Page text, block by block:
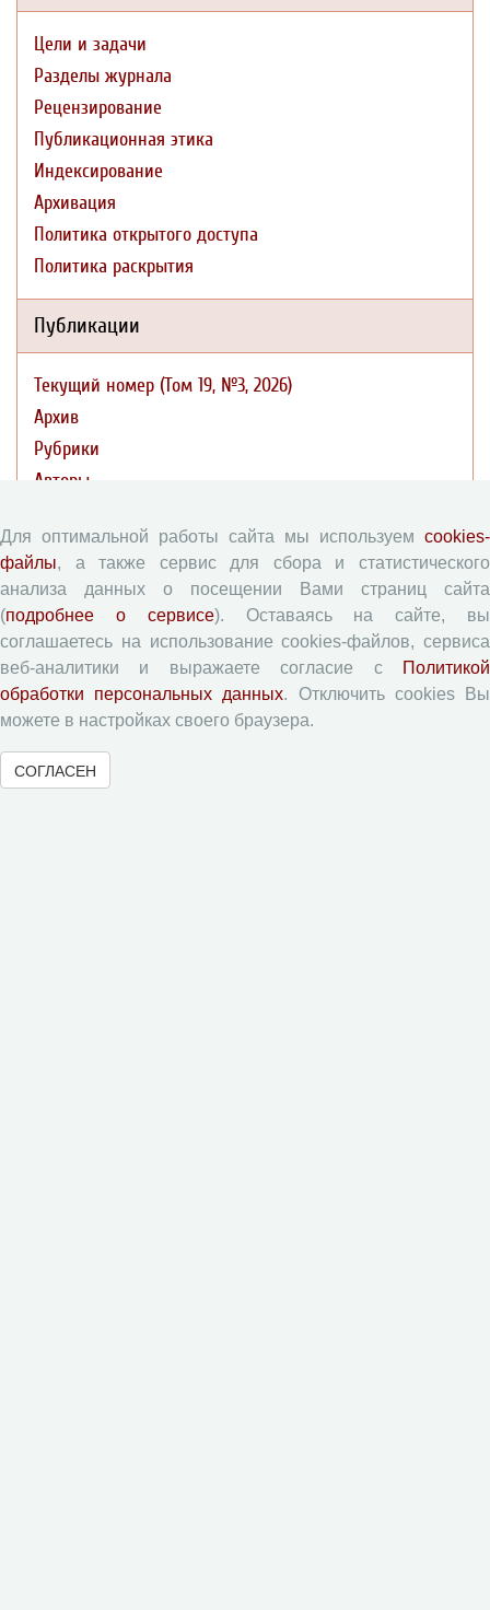
Цели и задачи
Разделы журнала
Рецензирование
Публикационная этика
Индексирование
Архивация
Политика открытого доступа
Политика раскрытия
Публикации
Текущий номер (Том 19, №3, 2026)
Архив
Рубрики
Авторы
Поиск
Подборка статей
Авторам
Правила для авторов
Типовой лицензионный договор
Согласие на обработку персональных данных
Авторские права
Для оптимальной работы сайта мы используем cookies-
файлы, а также сервис для сбора и статистического
анализа данных о посещении Вами страниц сайта
(подробнее о сервисе). Оставаясь на сайте, вы
соглашаетесь на использование cookies-файлов, сервиса
веб-аналитики и выражаете согласие с
Политикой
обработки персональных данных. Отключить cookies Вы
можете в настройках своего браузера.
СОГЛАСЕН